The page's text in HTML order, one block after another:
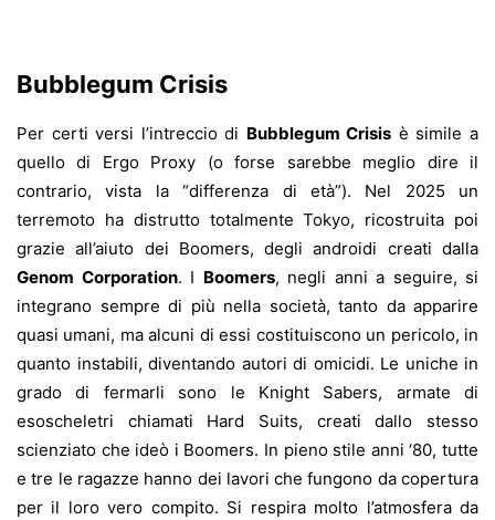
Bubblegum Crisis
Per certi versi l’intreccio di Bubblegum Crisis è simile a
quello di Ergo Proxy (o forse sarebbe meglio dire il
contrario, vista la “differenza di età”). Nel 2025 un
terremoto ha distrutto totalmente Tokyo, ricostruita poi
grazie all’aiuto dei Boomers, degli androidi creati dalla
Genom Corporation. I Boomers, negli anni a seguire, si
integrano sempre di più nella società, tanto da apparire
quasi umani, ma alcuni di essi costituiscono un pericolo, in
quanto instabili, diventando autori di omicidi. Le uniche in
grado di fermarli sono le Knight Sabers, armate di
esoscheletri chiamati Hard Suits, creati dallo stesso
scienziato che ideò i Boomers. In pieno stile anni ‘80, tutte
e tre le ragazze hanno dei lavori che fungono da copertura
per il loro vero compito. Si respira molto l’atmosfera da